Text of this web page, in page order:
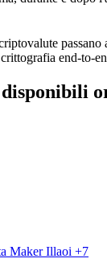
passano
end-to-
Maker Illaoi +7